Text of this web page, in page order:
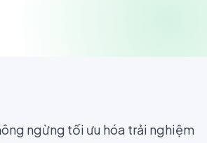
ngừng tối ưu hóa trải nghiệm